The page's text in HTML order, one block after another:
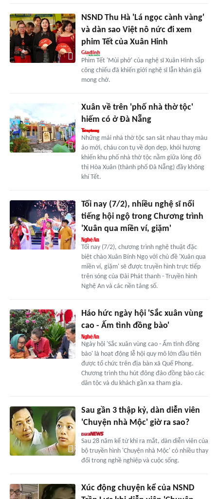
NSND Thu Hà 'Lá ngọc cành vàng'
và dàn sao Việt nô nức đi xem
phim Tết của Xuân Hinh
Phim Tết 'Mùi phở' của nghệ sĩ Xuân Hinh sắp
công chiếu đã khiến giới nghệ sĩ lẫn khán giả
mong chờ.
Xuân về trên 'phố nhà thờ tộc'
hiếm có ở Đà Nẵng
Những mái nhà thờ tộc san sát nhau thay màu
áo mới, cháu con tụ về dọn dẹp, khói hương
khiến khu phố nhà thờ tộc nằm giữa lòng đô
thị Hòa Xuân (thành phố Đà Nẵng) đầy không
khí Tết.
Tối nay (7/2), nhiều nghệ sĩ nổi
tiếng hội ngộ trong Chương trình
'Xuân qua miền ví, giặm'
Tối nay (7/2), chương trình nghệ thuật đặc
biệt chào Xuân Bính Ngọ với chủ đề 'Xuân qua
miền ví, giặm' sẽ được truyền hình trực tiếp
trên sóng của Đài Phát thanh - Truyền hình
Nghệ An và các nền tảng số.
Háo hức ngày hội 'Sắc xuân vùng
cao - Ấm tình đồng bào'
Ngày hội 'Sắc xuân vùng cao - Ấm tình đồng
bào' là hoạt động lễ hội quy mô lớn đầu tiên
được tổ chức trên địa bàn xã Quế Phong.
Chương trình thu hút đông đảo đồng bào các
dân tộc và du khách gần xa tham gia.
Sau gần 3 thập kỷ, dàn diễn viên
'Chuyện nhà Mộc' giờ ra sao?
Sau 28 năm kể từ khi ra mắt, dàn diễn viên của
bộ truyền hình 'Chuyện nhà Mộc' có nhiều thay
đổi trong nghề nghiệp và cuộc sống.
Xúc động chuyện kể của NSND